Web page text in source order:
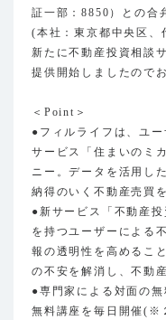
証一部：8850）との合
(本社：東京都中央区、
新たに不動産投資相談
提供開始しましたので
＜Point＞
●フィルライフは、ユ
サービス「住まいのミ
ニー。データを活用し
納得のいく不動産売買
●新サービス「不動産
を持つユーザーによる
報の透明性を高めるこ
の不安を解消し、不動
●専門家による対面の
無料講座を毎日開催(※